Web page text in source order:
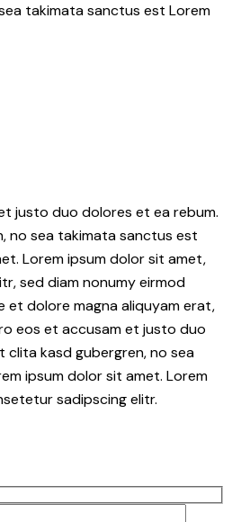
takimata sanctus est Lorem
justo duo dolores et ea rebum.
no sea takimata sanctus est
Lorem ipsum dolor sit amet,
sed diam nonumy eirmod
et dolore magna aliquyam erat,
eos et accusam et justo duo
clita kasd gubergren, no sea
ipsum dolor sit amet. Lorem
sadipscing elitr.